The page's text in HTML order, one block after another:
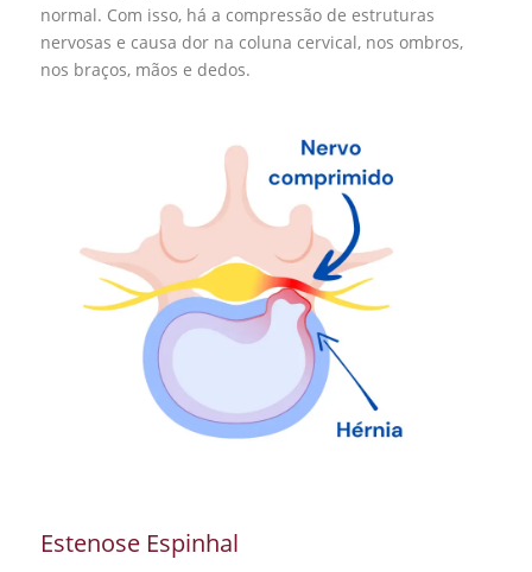
normal. Com isso, há a compressão de estruturas
nervosas e causa dor na coluna cervical, nos ombros,
nos braços, mãos e dedos.
Estenose Espinhal